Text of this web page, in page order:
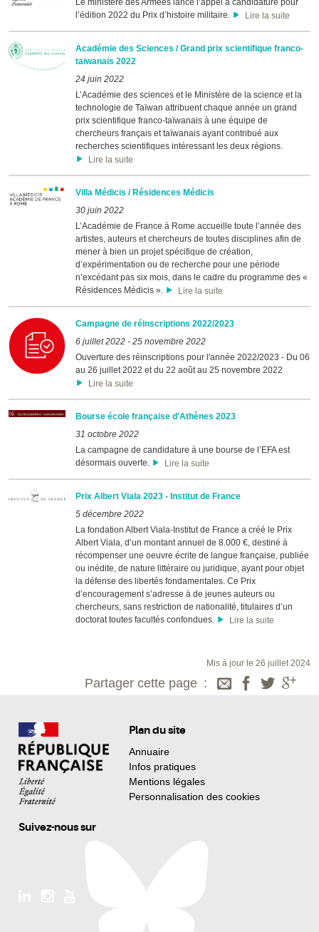
Le ministère des Armées lance l’appel à candidature pour
l’édition 2022 du Prix d’histoire militaire.
Lire la suite
Académie des Sciences / Grand prix scientifique franco-
taïwanais 2022
24 juin 2022
L’Académie des sciences et le Ministère de la science et la
technologie de Taïwan attribuent chaque année un grand
prix scientifique franco-taïwanais à une équipe de
chercheurs français et taïwanais ayant contribué aux
recherches scientifiques intéressant les deux régions.
Lire la suite
Villa Médicis / Résidences Médicis
30 juin 2022
L’Académie de France à Rome accueille toute l’année des
artistes, auteurs et chercheurs de toutes disciplines afin de
mener à bien un projet spécifique de création,
d’expérimentation ou de recherche pour une période
n’excédant pas six mois, dans le cadre du programme des «
Résidences Médicis ».
Lire la suite
Campagne de réinscriptions 2022/2023
6 juillet 2022 - 25 novembre 2022
Ouverture des réinscriptions pour l'année 2022/2023 - Du 06
au 26 juillet 2022 et du 22 août au 25 novembre 2022
Lire la suite
Bourse école française d'Athènes 2023
31 octobre 2022
La campagne de candidature à une bourse de l’EFA est
désormais ouverte.
Lire la suite
Prix Albert Viala 2023 - Institut de France
5 décembre 2022
La fondation Albert Viala-Institut de France a créé le Prix
Albert Viala, d’un montant annuel de 8.000 €, destiné à
récompenser une oeuvre écrite de langue française, publiée
ou inédite, de nature littéraire ou juridique, ayant pour objet
la défense des libertés fondamentales. Ce Prix
d’encouragement s’adresse à de jeunes auteurs ou
chercheurs, sans restriction de nationalité, titulaires d’un
doctorat toutes facultés confondues.
Lire la suite
Mis à jour le 26 juillet 2024
Partager cette page
Plan du site
Annuaire
Infos pratiques
Mentions légales
Personnalisation des cookies
Suivez-nous sur